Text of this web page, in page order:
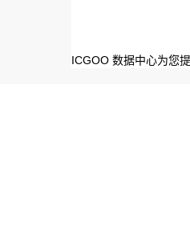
ICGOO 数据中心为您